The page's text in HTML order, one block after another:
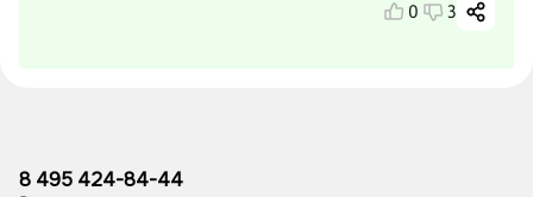
0 3
8 495 424-84-44